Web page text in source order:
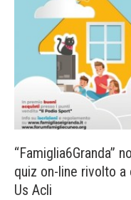
“Famiglia6Granda”
quiz on-line rivolto
Us Acli